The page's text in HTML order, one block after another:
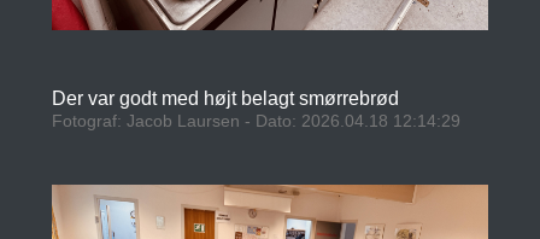
Der var godt med højt belagt smørrebrød
Fotograf: Jacob Laursen - Dato: 2026.04.18 12:14:29